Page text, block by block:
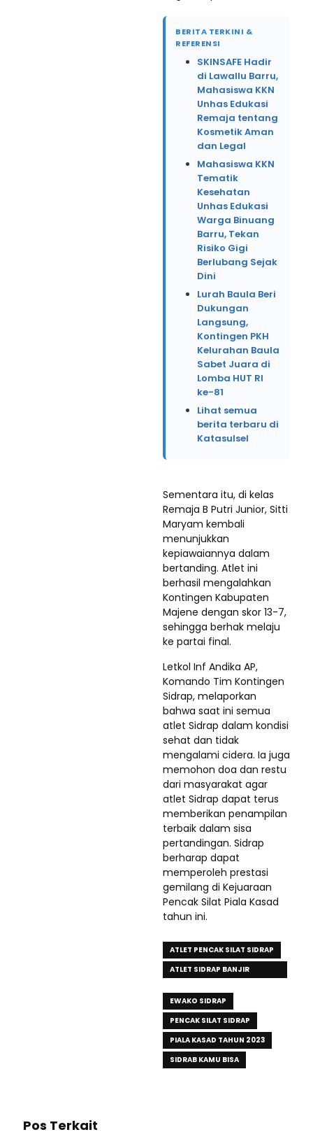
BERITA TERKINI &
REFERENSI
SKINSAFE Hadir
di Lawallu Barru,
Mahasiswa KKN
Unhas Edukasi
Remaja tentang
Kosmetik Aman
dan Legal
Mahasiswa KKN
Tematik
Kesehatan
Unhas Edukasi
Warga Binuang
Barru, Tekan
Risiko Gigi
Berlubang Sejak
Dini
Lurah Baula Beri
Dukungan
Langsung,
Kontingen PKH
Kelurahan Baula
Sabet Juara di
Lomba HUT RI
ke-81
Lihat semua
berita terbaru di
Katasulsel
Sementara itu, di kelas
Remaja B Putri Junior, Sitti
Maryam kembali
menunjukkan
kepiawaiannya dalam
bertanding. Atlet ini
berhasil mengalahkan
Kontingen Kabupaten
Majene dengan skor 13-7,
sehingga berhak melaju
ke partai final.
Letkol Inf Andika AP,
Komando Tim Kontingen
Sidrap, melaporkan
bahwa saat ini semua
atlet Sidrap dalam kondisi
sehat dan tidak
mengalami cidera. Ia juga
memohon doa dan restu
dari masyarakat agar
atlet Sidrap dapat terus
memberikan penampilan
terbaik dalam sisa
pertandingan. Sidrap
berharap dapat
memperoleh prestasi
gemilang di Kejuaraan
Pencak Silat Piala Kasad
tahun ini.
ATLET PENCAK SILAT SIDRAP
ATLET SIDRAP BANJIR
EWAKO SIDRAP
PENCAK SILAT SIDRAP
PIALA KASAD TAHUN 2023
SIDRAB KAMU BISA
Pos Terkait